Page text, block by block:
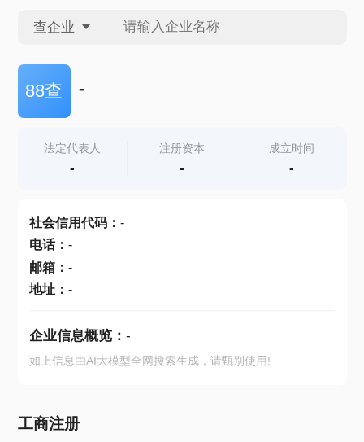
查企业
查企业
查产地
88查 -
法定代表人
-
注册资本
-
成立时间
-
社会信用代码： -
电话： -
邮箱： -
地址： -
企业信息概览： -
如上信息由AI大模型全网搜索生成，请甄别使用!
工商注册